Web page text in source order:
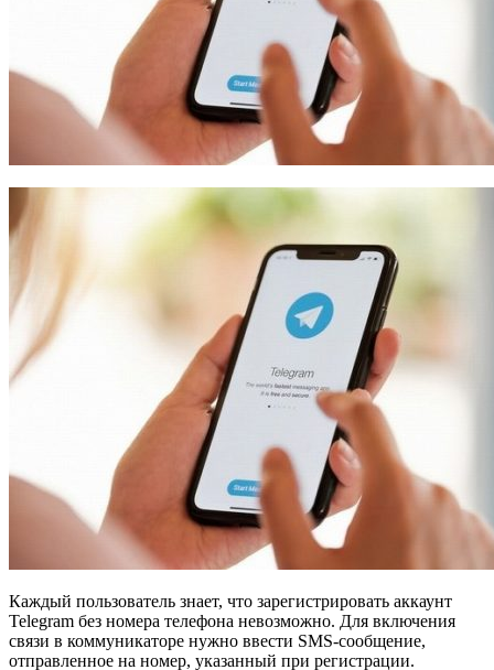
Каждый пользователь знает, что зарегистрировать аккаунт
Telegram без номера телефона невозможно. Для включения
связи в коммуникаторе нужно ввести SMS-сообщение,
отправленное на номер, указанный при регистрации.